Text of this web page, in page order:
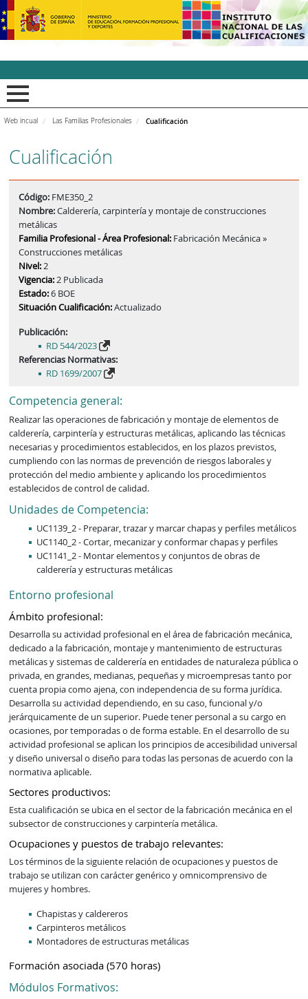
INCUAl - Instituto
Web incual Las Familias Profesionales Cualificación
Cualificación
Código: FME350_2
Nombre:Calderería, carpintería y montaje de construcciones
metálicas
Familia Profesional - Área Profesional:Fabricación Mecánica »
Construcciones metálicas
Nivel:2
Vigencia:2 Publicada
Estado:6 BOE
Situación Cualificación:Actualizado
Publicación:
RD 544/2023
Referencias Normativas:
RD 1699/2007
Competencia general:
Realizar las operaciones de fabricación y montaje de elementos de
calderería, carpintería y estructuras metálicas, aplicando las técnicas
necesarias y procedimientos establecidos, en los plazos previstos,
cumpliendo con las normas de prevención de riesgos laborales y
protección del medio ambiente y aplicando los procedimientos
establecidos de control de calidad.
Unidades de Competencia:
UC1139_2 - Preparar, trazar y marcar chapas y perfiles metálicos
UC1140_2 - Cortar, mecanizar y conformar chapas y perfiles
UC1141_2 - Montar elementos y conjuntos de obras de
calderería y estructuras metálicas
Entorno profesional
Ámbito profesional:
Desarrolla su actividad profesional en el área de fabricación mecánica,
dedicado a la fabricación, montaje y mantenimiento de estructuras
metálicas y sistemas de calderería en entidades de naturaleza pública o
privada, en grandes, medianas, pequeñas y microempresas tanto por
cuenta propia como ajena, con independencia de su forma jurídica.
Desarrolla su actividad dependiendo, en su caso, funcional y/o
jerárquicamente de un superior. Puede tener personal a su cargo en
ocasiones, por temporadas o de forma estable. En el desarrollo de su
actividad profesional se aplican los principios de accesibilidad universal
y diseño universal o diseño para todas las personas de acuerdo con la
normativa aplicable.
Sectores productivos:
Esta cualificación se ubica en el sector de la fabricación mecánica en el
subsector de construcciones y carpintería metálica.
Ocupaciones y puestos de trabajo relevantes:
Los términos de la siguiente relación de ocupaciones y puestos de
trabajo se utilizan con carácter genérico y omnicomprensivo de
mujeres y hombres.
Chapistas y caldereros
Carpinteros metálicos
Montadores de estructuras metálicas
Formación asociada (570 horas)
Módulos Formativos: